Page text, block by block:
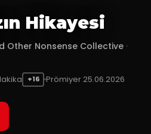
Hikayesi
Other Nonsense Collective ·
+16 Prömiyer 25.06.2026